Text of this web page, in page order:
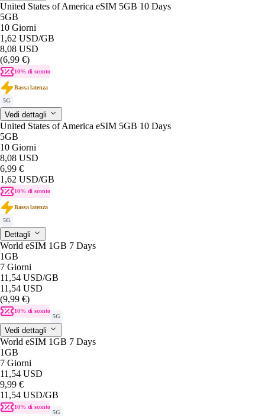
United States of America eSIM 5GB 10 Days
5GB
10 Giorni
1,62 USD/GB
8,08 USD
(6,99 €)
10% di sconto
Bassa latenza
5G
Vedi dettagli
United States of America eSIM 5GB 10 Days
5GB
10 Giorni
8,08 USD
6,99 €
1,62 USD/GB
10% di sconto
Bassa latenza
5G
Dettagli
World eSIM 1GB 7 Days
1GB
7 Giorni
11,54 USD/GB
11,54 USD
(9,99 €)
10% di sconto
5G
Vedi dettagli
World eSIM 1GB 7 Days
1GB
7 Giorni
11,54 USD
9,99 €
11,54 USD/GB
10% di sconto
5G